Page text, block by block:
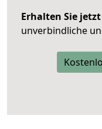
Erhalten Sie jetzt
unverbindliche